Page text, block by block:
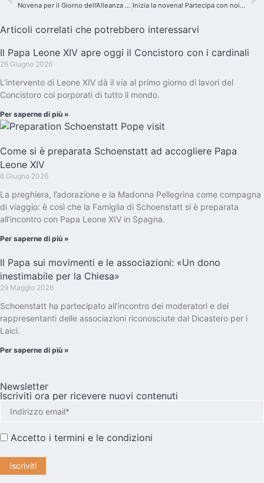
Novena per il Giorno dell’Alleanza 2025: ci prepariamo in preghiera come Famiglia Internazionale Inizia la novena! Partecipa con noi al primo giorno di preghiera
Articoli correlati che potrebbero interessarvi
Il Papa Leone XIV apre oggi il Concistoro con i cardinali
26 Giugno 2026
L’intervento di Leone XIV dà il via al primo giorno di lavori del
Concistoro coi porporati di tutto il mondo.
Per saperne di più »
Come si è preparata Schoenstatt ad accogliere Papa
Leone XIV
8 Giugno 2026
La preghiera, l’adorazione e la Madonna Pellegrina come compagna
di viaggio: è così che la Famiglia di Schoenstatt si è preparata
all’incontro con Papa Leone XIV in Spagna.
Per saperne di più »
Il Papa sui movimenti e le associazioni: «Un dono
inestimabile per la Chiesa»
29 Maggio 2026
Schoenstatt ha partecipato all’incontro dei moderatori e dei
rappresentanti delle associazioni riconosciute dal Dicastero per i
Laici.
Per saperne di più »
Newsletter
Iscriviti ora per ricevere nuovi contenuti
Accetto i termini e le condizioni